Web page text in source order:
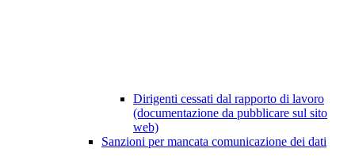
Dirigenti cessati dal rapporto di lavoro
(documentazione da pubblicare sul sito
web)
Sanzioni per mancata comunicazione dei dati